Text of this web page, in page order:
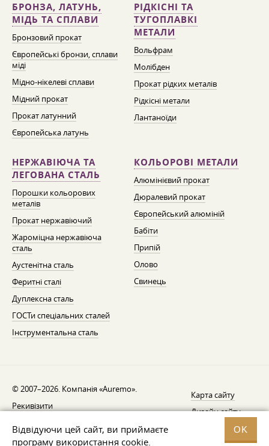
Відвідуючи цей сайт, ви приймаєте
програму використання cookie.
OK
БРОНЗА, ЛАТУНЬ,
МІДЬ ТА СПЛАВИ
Бронзовий прокат
Європейські бронзи, сплави
міді
Мідно-нікелеві сплави
Мідний прокат
Прокат латунний
Європейська латунь
РІДКІСНІ ТА
ТУГОПЛАВКІ
МЕТАЛИ
Вольфрам
Молібден
Прокат рідких металів
Рідкісні метали
Лантаноїди
НЕРЖАВІЮЧА ТА
ЛЕГОВАНА СТАЛЬ
Порошки кольорових
металів
Прокат нержавіючий
Жароміцна нержавіюча
сталь
Аустенітна сталь
Феритні сталі
Дуплексна сталь
ГОСТи спеціальних сталей
Інструментальна сталь
КОЛЬОРОВІ МЕТАЛИ
Алюмінієвий прокат
Дюралевий прокат
Європейський алюміній
Бабіти
Припій
Олово
Свинець
© 2007–2026. Компанія «Auremo».
Рекивізити
Повідомлення про відкликання
Карта сайту
Дизайн сайту —